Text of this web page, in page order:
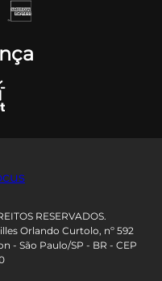
RESERVADOS.
Orlando Curtolo, nº 592
- São Paulo/SP - BR - CEP